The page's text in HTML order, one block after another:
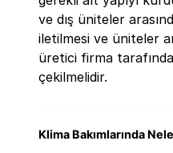
ve dış üniteler
iletilmesi ve üniteler
üretici firma
çekilmelidir.
Klima Bakımlarında